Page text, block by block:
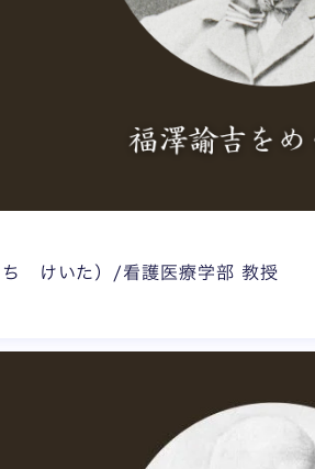
けいた）/看護医療学部 教授